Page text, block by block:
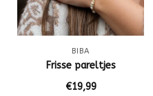
BIBA
Frisse pareltjes
€19,99